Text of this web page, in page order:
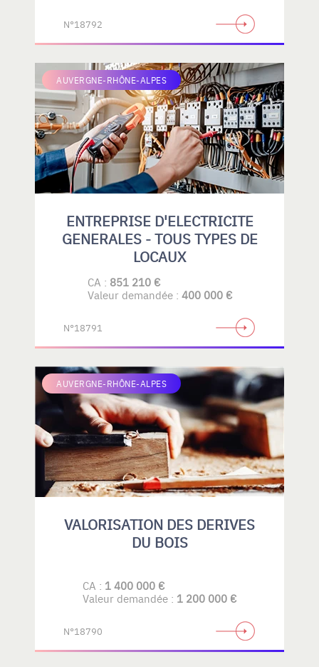
N°18792
AUVERGNE-RHÔNE-ALPES
ENTREPRISE D'ELECTRICITE
GENERALES - TOUS TYPES DE
LOCAUX
CA : 851 210 €
Valeur demandée : 400 000 €
N°18791
AUVERGNE-RHÔNE-ALPES
VALORISATION DES DERIVES
DU BOIS
CA : 1 400 000 €
Valeur demandée : 1 200 000 €
N°18790